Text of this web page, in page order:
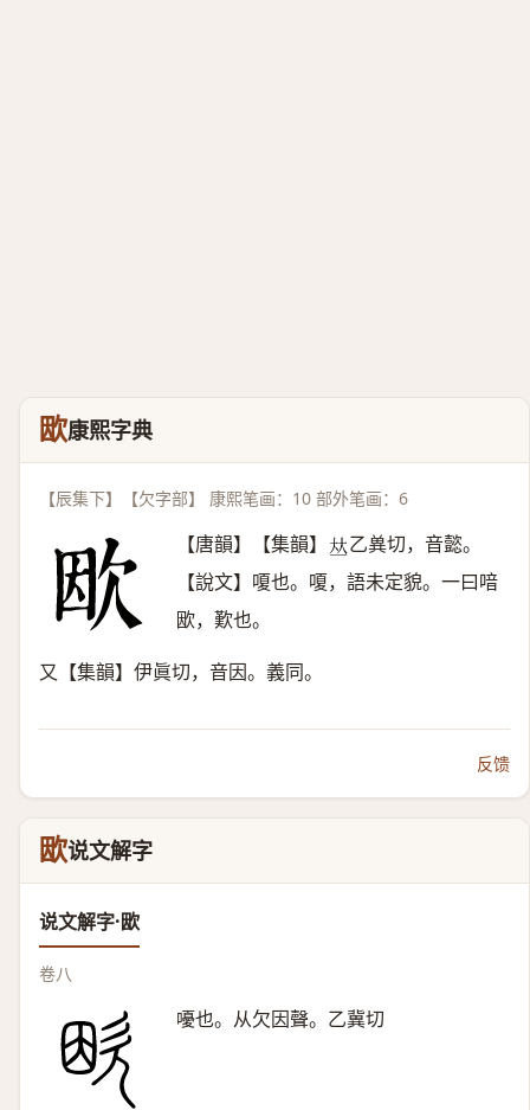
欭康熙字典
【辰集下】【欠字部】 康熙笔画：10 部外笔画：6
【唐韻】【集韻】 𠀤乙兾切，音懿。
【說文】嗄也。嗄，語未定貌。一曰喑
欭，歎也。
又【集韻】伊眞切，音因。義同。
反馈
欭说文解字
说文解字·欭
卷八
嚘也。从欠因聲。乙冀切